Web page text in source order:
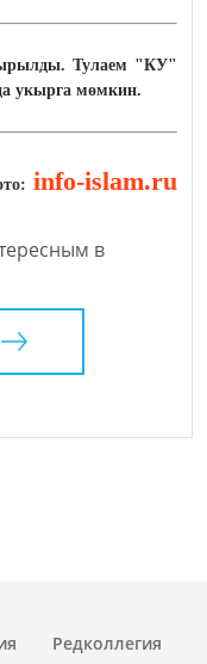
Тулаем "КУ"
укырга мөмкин.
info-islam.ru
в
Редколлегия